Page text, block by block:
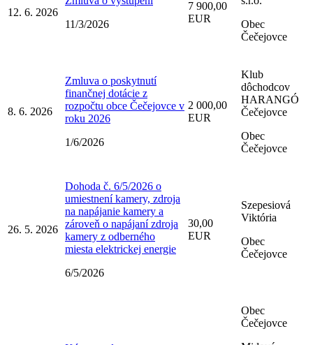
12. 6. 2026
11/3/2026
7 900,00
EUR
Obec
Čečejovce
8. 6. 2026
Zmluva o poskytnutí
finančnej dotácie z
rozpočtu obce Čečejovce v
roku 2026
1/6/2026
2 000,00
EUR
Klub
dôchodcov
HARANGÓ
Čečejovce
Obec
Čečejovce
26. 5. 2026
Dohoda č. 6/5/2026 o
umiestnení kamery, zdroja
na napájanie kamery a
zároveň o napájaní zdroja
kamery z odberného
miesta elektrickej energie
6/5/2026
30,00
EUR
Szepesiová
Viktória
Obec
Čečejovce
Obec
Čečejovce